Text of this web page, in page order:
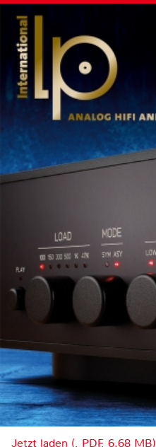
Jetzt laden (, PDF, 6.68 MB)